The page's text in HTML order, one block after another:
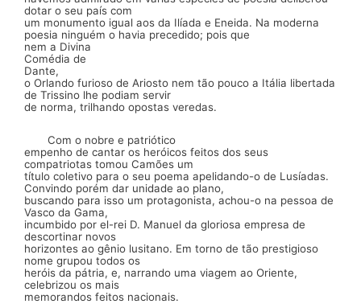
dotar o seu país com
um monumento igual aos da Ilíada e Eneida. Na mo­derna
poesia ninguém o havia precedido; pois que
nem a Divina
Comédia de
Dante,
o Orlando furioso de Ariosto nem tão pouco a Itália libertada
de Trissino lhe podiam servir
de norma, trilhando opostas veredas.
Com o nobre e patriótico
empenho de cantar os heróicos feitos dos seus
compatriotas tomou Camões um
título cole­tivo para o seu poema apelidando-o de Lusíadas.
Convindo porém dar unidade ao plano,
buscando para isso um prota­gonista, achou-o na pessoa de
Vasco da Gama,
incumbido por el-rei D. Manuel da gloriosa empresa de
descortinar novos
horizontes ao gênio lusitano. Em torno de tão prestigioso
nome grupou todos os
heróis da pátria, e, narrando uma via­gem ao Oriente,
celebrizou os mais
memorandos feitos na­cionais.